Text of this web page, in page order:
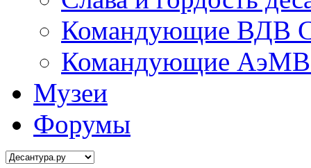
Командующие ВДВ
Командующие АэМВ
Музеи
Форумы